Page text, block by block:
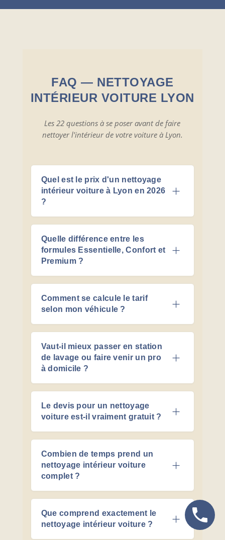
FAQ — NETTOYAGE
INTÉRIEUR VOITURE LYON
Les 22 questions à se poser avant de faire
nettoyer l'intérieur de votre voiture à Lyon.
Quel est le prix d'un nettoyage
intérieur voiture à Lyon en 2026
?
Quelle différence entre les
formules Essentielle, Confort et
Premium ?
Comment se calcule le tarif
selon mon véhicule ?
Vaut-il mieux passer en station
de lavage ou faire venir un pro
à domicile ?
Le devis pour un nettoyage
voiture est-il vraiment gratuit ?
Combien de temps prend un
nettoyage intérieur voiture
complet ?
Que comprend exactement le
nettoyage intérieur voiture ?